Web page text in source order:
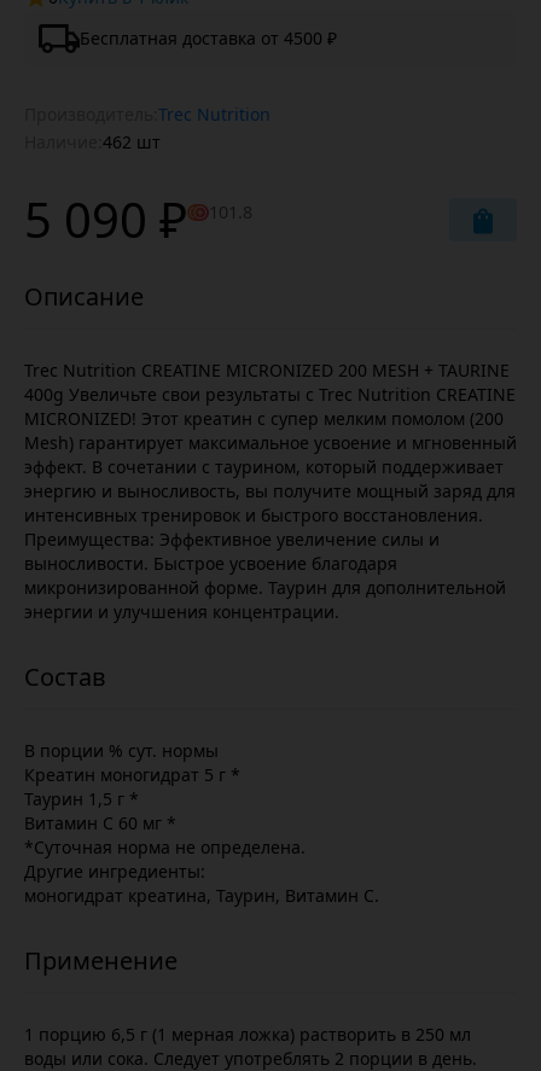
Бесплатная доставка от 4500 ₽
Trec Nutrition
462 шт
5 090 ₽ 101.8
Trec Nutrition CREATINE MICRONIZED 200 MESH + TAURINE
400g Увеличьте свои результаты с Trec Nutrition CREATINE
MICRONIZED! Этот креатин с супер мелким помолом (200
Mesh) гарантирует максимальное усвоение и мгновенный
эффект. В сочетании с таурином, который поддерживает
энергию и выносливость, вы получите мощный заряд для
интенсивных тренировок и быстрого восстановления.
Преимущества: Эффективное увеличение силы и
выносливости. Быстрое усвоение благодаря
микронизированной форме. Таурин для дополнительной
энергии и улучшения концентрации.
В порции % сут. нормы
Креатин моногидрат 5 г *
Таурин 1,5 г *
Витамин С 60 мг *
*Суточная норма не определена.
Другие ингредиенты:
моногидрат креатина, Таурин, Витамин C.
1 порцию 6,5 г (1 мерная ложка) растворить в 250 мл
воды или сока. Следует употреблять 2 порции в день.